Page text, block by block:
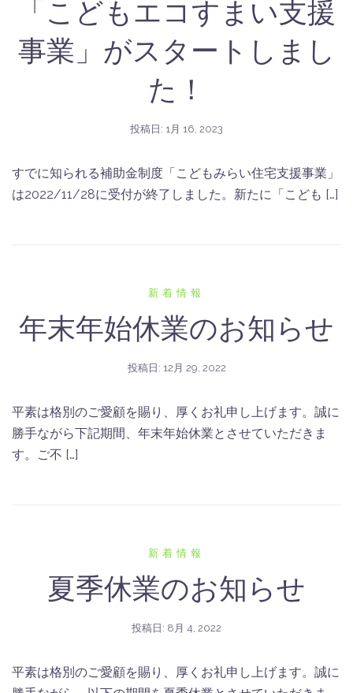
「こどもエコすまい支援
事業」がスタートしまし
た！
投稿日: 1月 16, 2023
すでに知られる補助金制度「こどもみらい住宅支援事業」
は2022/11/28に受付が終了しました。新たに「こども […]
新着情報
年末年始休業のお知らせ
投稿日: 12月 29, 2022
平素は格別のご愛顧を賜り、厚くお礼申し上げます。誠に
勝手ながら下記期間、年末年始休業とさせていただきま
す。ご不 […]
新着情報
夏季休業のお知らせ
投稿日: 8月 4, 2022
平素は格別のご愛顧を賜り、厚くお礼申し上げます。誠に